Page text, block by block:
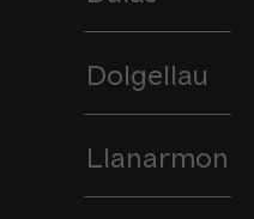
Dolgellau
Llanarmon